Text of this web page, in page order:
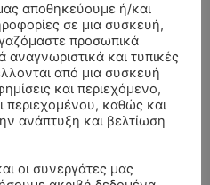
-
αποθηκεύουμε ή/και
σε μια συσκευή,
προσωπικά
και τυπικές
από μια συσκευή
και περιεχόμενο,
περιεχομένου, καθώς και
ανάπτυξη και βελτίωση
οι συνεργάτες μας